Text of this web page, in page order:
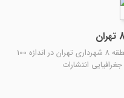
نقشه منطقه 8 شهرداری تهران در اندازه 100x70 سانتی‌متر و در مقیاس 1:8.000